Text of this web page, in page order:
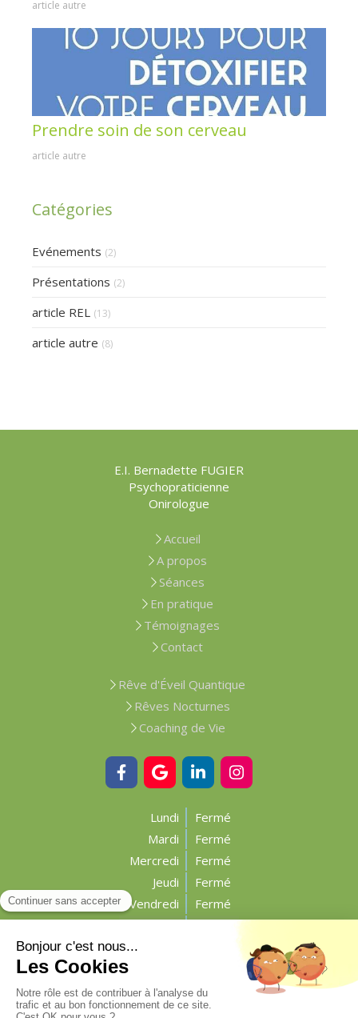
article autre
Prendre soin de son cerveau
article autre
Catégories
Evénements (2)
Présentations (2)
article REL (13)
article autre (8)
E.I. Bernadette FUGIER
Psychopraticienne
Onirologue
Accueil
A propos
Séances
En pratique
Témoignages
Contact
Rêve d'Éveil Quantique
Rêves Nocturnes
Coaching de Vie
Lundi
Fermé
Mardi
Fermé
Mercredi
Fermé
Jeudi
Fermé
Vendredi
Fermé
Samedi
Fermé
Dimanche
Mentions légales